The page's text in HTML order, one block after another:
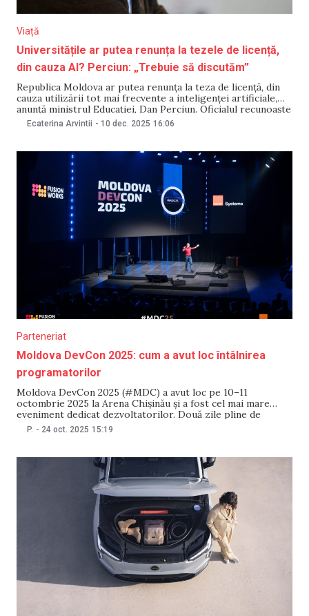
Viață
Universitățile ar putea renunța la tezele de licență,
din cauza AI? Perciun: „Trebuie să discutăm”
Republica Moldova ar putea renunța la teza de licență, din
cauza utilizării tot mai frecvente a inteligenței artificiale,
anunță ministrul Educației, Dan Perciun. Oficialul recunoaște
că folosirea AI în pregătirea evaluărilor, rezolvarea
că aceste
Ecaterina Arvintii - 10 dec. 2025 16:06
Parteneriat
Moldova DevCon 2025: cum a avut loc întâlnirea
programatorilor
Moldova DevCon 2025 (#MDC) a avut loc pe 10–11
octombrie 2025 la Arena Chișinău și a fost cel mai mare
eveniment dedicat dezvoltatorilor. Două zile pline de
prezentări tehnice, workshopuri practice și networking
valoros au reunit comunitatea tech din Moldova și din afara
P. - 24 oct. 2025 15:19